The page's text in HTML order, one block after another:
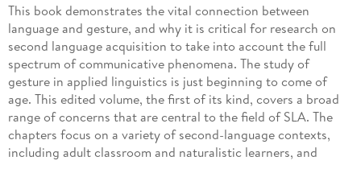
This book demonstrates the vital connection between
language and gesture, and why it is critical for research on
second language acquisition to take into account the full
spectrum of communicative phenomena. The study of
gesture in applied linguistics is just beginning to come of
age. This edited volume, the first of its kind, covers a broad
range of concerns that are central to the field of SLA. The
chapters focus on a variety of second-language contexts,
including adult classroom and naturalistic learners, and